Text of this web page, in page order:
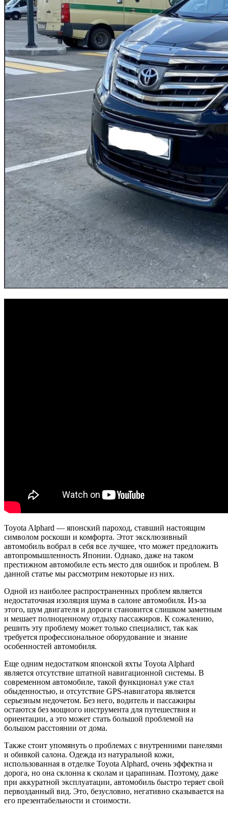
Toyota Alphard — японский пароход, ставший настоящим
символом роскоши и комфорта. Этот эксклюзивный
автомобиль вобрал в себя все лучшее, что может предложить
автопромышленность Японии. Однако, даже на таком
престижном автомобиле есть место для ошибок и проблем. В
данной статье мы рассмотрим некоторые из них.
Одной из наиболее распространенных проблем является
недостаточная изоляция шума в салоне автомобиля. Из-за
этого, шум двигателя и дороги становится слишком заметным
и мешает полноценному отдыху пассажиров. К сожалению,
решить эту проблему может только специалист, так как
требуется профессиональное оборудование и знание
особенностей автомобиля.
Еще одним недостатком японской яхты Toyota Alphard
является отсутствие штатной навигационной системы. В
современном автомобиле, такой функционал уже стал
обыденностью, и отсутствие GPS-навигатора является
серьезным недочетом. Без него, водитель и пассажиры
остаются без мощного инструмента для путешествия и
ориентации, а это может стать большой проблемой на
большом расстоянии от дома.
Также стоит упомянуть о проблемах с внутренними панелями
и обивкой салона. Одежда из натуральной кожи,
использованная в отделке Toyota Alphard, очень эффектна и
дорога, но она склонна к сколам и царапинам. Поэтому, даже
при аккуратной эксплуатации, автомобиль быстро теряет свой
первозданный вид. Это, безусловно, негативно сказывается на
его презентабельности и стоимости.